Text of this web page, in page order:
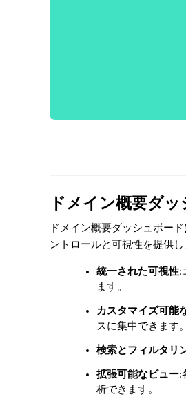
ドメイン概要ダ
ドメイン概要ダッシュボー
ントロールと可視性を提供
統一された可視性:
ます。
カスタマイズ可能
スに集中できます。
検索とフィルタリ
拡張可能なビュー:
析できます。